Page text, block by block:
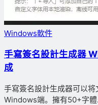
Windows軟件
手寫簽名設計生成器
成
手寫簽名設計生成器可以
Windows端。擁有50+字體